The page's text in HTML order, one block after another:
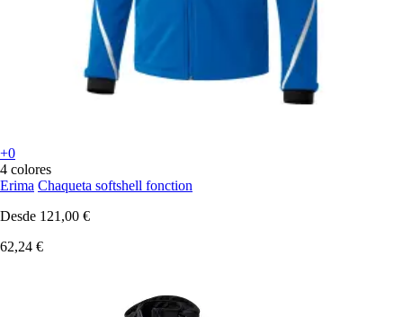
+0
4 colores
Erima Chaqueta softshell fonction
Desde 121,00 €
62,24 €